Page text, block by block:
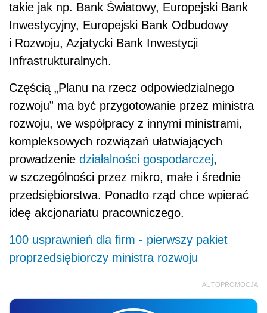
takie jak np. Bank Światowy, Europejski Bank
Inwestycyjny, Europejski Bank Odbudowy
i Rozwoju, Azjatycki Bank Inwestycji
Infrastrukturalnych.
Częścią „Planu na rzecz odpowiedzialnego
rozwoju” ma być przygotowanie przez ministra
rozwoju, we współpracy z innymi ministrami,
kompleksowych rozwiązań ułatwiających
prowadzenie działalności gospodarczej,
w szczególności przez mikro, małe i średnie
przedsiębiorstwa. Ponadto rząd chce wpierać
ideę akcjonariatu pracowniczego.
100 usprawnień dla firm - pierwszy pakiet
proprzedsiębiorczy ministra rozwoju
AUTOPROMOCJA